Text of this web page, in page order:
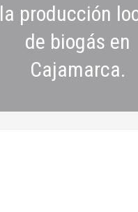
la producción
de biogás en
Cajamarca.